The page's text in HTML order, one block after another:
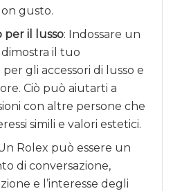
gusto.
il lusso: Indossare un
il tuo
gli accessori di lusso e
Ciò può aiutarti a
con altre persone che
simili e valori estetici.
Rolex può essere un
di conversazione,
e l’interesse degli